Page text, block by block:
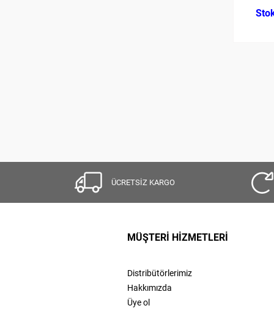
ÜCRETSİZ KARGO
MÜŞTERİ HİZMETLERİ
Distribütörlerimiz
Hakkımızda
Üye ol